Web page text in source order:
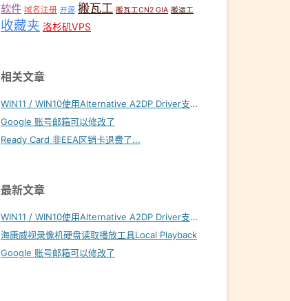
软件 域名注册 开源 搬瓦工 搬瓦工CN2 GIA 搬运工
收藏夹 洛杉矶VPS
相关文章
WIN11 / WIN10使用Alternative A2DP Driver支持LDAC
Google 账号邮箱可以修改了
Ready Card 非EEA区销卡退费了...
最新文章
WIN11 / WIN10使用Alternative A2DP Driver支持LDAC
海康威视录像机硬盘读取播放工具Local Playback
Google 账号邮箱可以修改了